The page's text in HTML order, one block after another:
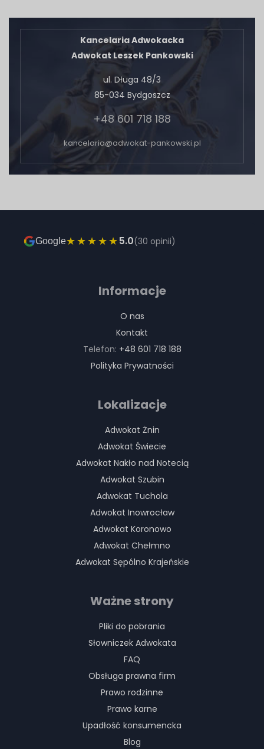
Kancelaria Adwokacka
Adwokat Leszek Pankowski
ul. Długa 48/3
85-034 Bydgoszcz
+48 601 718 188
kancelaria@adwokat-pankowski.pl
Google★★★★★5.0(30 opinii)
Informacje
O nas
Kontakt
Telefon: +48 601 718 188
Polityka Prywatności
Lokalizacje
Adwokat Żnin
Adwokat Świecie
Adwokat Nakło nad Notecią
Adwokat Szubin
Adwokat Tuchola
Adwokat Inowrocław
Adwokat Koronowo
Adwokat Chełmno
Adwokat Sępólno Krajeńskie
Ważne strony
Pliki do pobrania
Słowniczek Adwokata
FAQ
Obsługa prawna firm
Prawo rodzinne
Prawo karne
Upadłość konsumencka
Blog